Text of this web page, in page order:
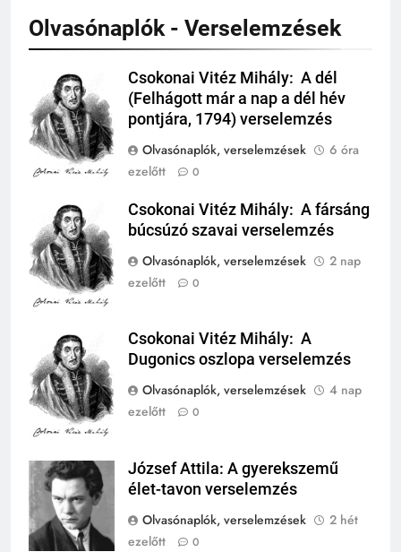
Olvasónaplók - Verselemzések
Csokonai Vitéz
Mihály
Csokonai Vitéz Mihály: A dél
(Felhágott már a nap a dél hév
pontjára, 1794) verselemzés
Olvasónaplók, verselemzések
6 óra
ezelőtt
0
Csokonai Vitéz
Mihály
Csokonai Vitéz Mihály: A fársáng
búcsúzó szavai verselemzés
Olvasónaplók, verselemzések
2 nap
ezelőtt
0
Csokonai Vitéz
Mihály
Csokonai Vitéz Mihály: A
Dugonics oszlopa verselemzés
Olvasónaplók, verselemzések
4 nap
ezelőtt
0
József Attila
József Attila: A gyerekszemű
élet-tavon verselemzés
Olvasónaplók, verselemzések
2 hét
ezelőtt
0
TÖRTÉNELEM ÉRDEKESSÉGEK
242
Kik voltak a három királyok?
KIK VOLTAK?
A középkor titkai: Mi rejtőzött a
várak falai mögött?
TÖRTÉNELEM ÉRDEKESSÉGEK
244
bukása, és mi történt utána?
MIKOR VOLT?
TÖRTÉNELEM ÉRDEKESSÉGEK
KIK VOLTAK?
TÖRTÉNELEM ÉRDEKESSÉGEK
2
408
Gárdonyi Géza: Az egri csillagok